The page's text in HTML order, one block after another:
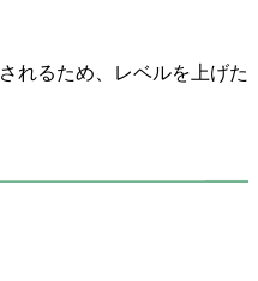
れるため、レベルを上げた